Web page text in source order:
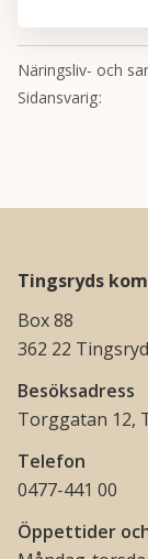
Näringsliv- och
Sidansvarig
Tingsryds
Box 88
362 22 Tingsryd
Besöksadress
Torggatan 12,
Telefon
0477-441 00
Öppettider